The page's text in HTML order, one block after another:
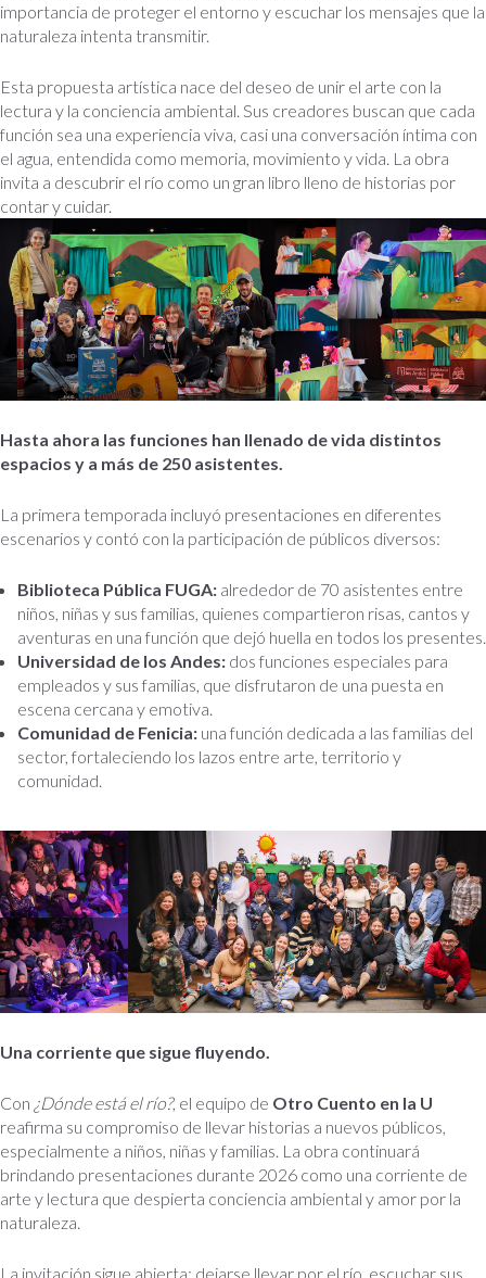
importancia de proteger el entorno y escuchar los mensajes que la
naturaleza intenta transmitir.
Esta propuesta artística nace del deseo de unir el arte con la
lectura y la conciencia ambiental. Sus creadores buscan que cada
función sea una experiencia viva, casi una conversación íntima con
el agua, entendida como memoria, movimiento y vida. La obra
invita a descubrir el río como un gran libro lleno de historias por
contar y cuidar.
Hasta ahora las funciones han llenado de vida distintos
espacios y a más de 250 asistentes.
La primera temporada incluyó presentaciones en diferentes
escenarios y contó con la participación de públicos diversos:
Biblioteca Pública FUGA: alrededor de 70 asistentes entre
niños, niñas y sus familias, quienes compartieron risas, cantos y
aventuras en una función que dejó huella en todos los presentes.
Universidad de los Andes: dos funciones especiales para
empleados y sus familias, que disfrutaron de una puesta en
escena cercana y emotiva.
Comunidad de Fenicia: una función dedicada a las familias del
sector, fortaleciendo los lazos entre arte, territorio y
comunidad.
Una corriente que sigue fluyendo.
Con ¿Dónde está el río?, el equipo de Otro Cuento en la U
reafirma su compromiso de llevar historias a nuevos públicos,
especialmente a niños, niñas y familias. La obra continuará
brindando presentaciones durante 2026 como una corriente de
arte y lectura que despierta conciencia ambiental y amor por la
naturaleza.
La invitación sigue abierta: dejarse llevar por el río, escuchar sus